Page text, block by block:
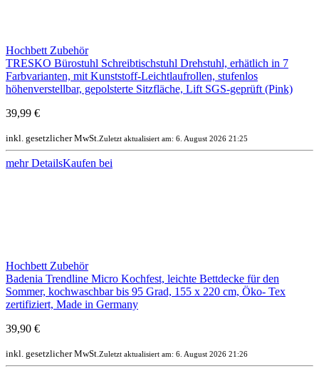
Hochbett Zubehör
TRESKO Bürostuhl Schreibtischstuhl Drehstuhl, erhätlich in 7
Farbvarianten, mit Kunststoff-Leichtlaufrollen, stufenlos
höhenverstellbar, gepolsterte Sitzfläche, Lift SGS-geprüft (Pink)
39,99 €
inkl. gesetzlicher MwSt. Zuletzt aktualisiert am: 6. August 2026 21:25
mehr DetailsKaufen bei
Hochbett Zubehör
Badenia Trendline Micro Kochfest, leichte Bettdecke für den
Sommer, kochwaschbar bis 95 Grad, 155 x 220 cm, Öko- Tex
zertifiziert, Made in Germany
39,90 €
inkl. gesetzlicher MwSt. Zuletzt aktualisiert am: 6. August 2026 21:26